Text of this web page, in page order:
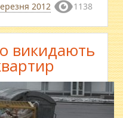
2012 1138
викидають